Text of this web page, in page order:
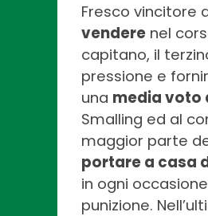
Fresco vincitore
vendere nel
capitano, il
pressione e
una media voto
Smalling ed al
maggior parte
portare a casa
in ogni
punizione.